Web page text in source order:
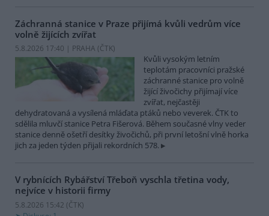
Záchranná stanice v Praze přijímá kvůli vedrům více
volně žijících zvířat
5.8.2026 17:40 | PRAHA (ČTK)
Kvůli vysokým letním
teplotám pracovníci pražské
záchranné stanice pro volně
žijící živočichy přijímají více
zvířat, nejčastěji
dehydratovaná a vysílená mláďata ptáků nebo veverek. ČTK to
sdělila mluvčí stanice Petra Fišerová. Během současné vlny veder
stanice denně ošetří desítky živočichů, při první letošní vlně horka
jich za jeden týden přijali rekordních 578.
V rybnících Rybářství Třeboň vyschla třetina vody,
nejvíce v historii firmy
5.8.2026 15:42 (ČTK)